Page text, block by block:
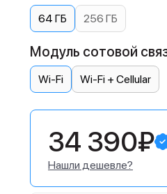
64 ГБ 256 ГБ
Модуль сотовой
Wi-Fi Wi-Fi + Cellular
34 390₽
Нашли дешевле?